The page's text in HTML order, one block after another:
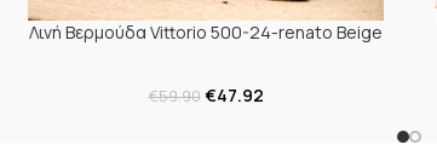
Λινή Βερμούδα Vittorio 500-24-renato Beige
€59.90 €47.92